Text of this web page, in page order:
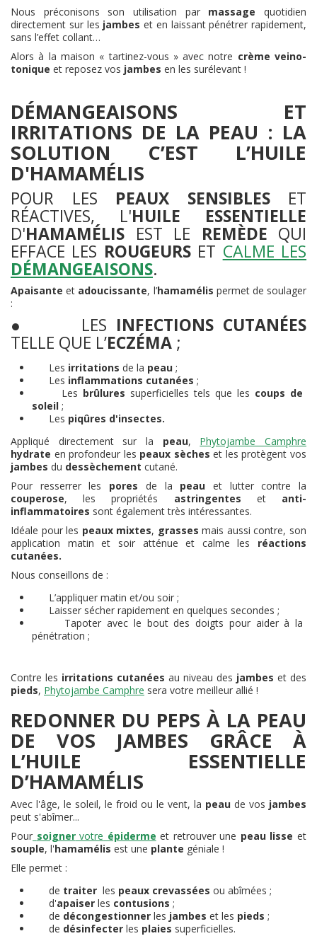
Nous préconisons son utilisation par massage quotidien
directement sur les jambes et en laissant pénétrer rapidement,
sans l’effet collant…
Alors à la maison « tartinez-vous » avec notre crème veino-
tonique et reposez vos jambes en les surélevant !
DÉMANGEAISONS ET
IRRITATIONS DE LA PEAU : LA
SOLUTION C’EST L’HUILE
D'HAMAMÉLIS
POUR LES PEAUX SENSIBLESET
RÉACTIVES, L'HUILE ESSENTIELLE
D'HAMAMÉLIS EST LE REMÈDE QUI
EFFACE LES ROUGEURS ET CALME LES
DÉMANGEAISONS.
Apaisante et adoucissante, l’hamamélis permet de soulager
:
● LES INFECTIONS CUTANÉES
TELLE QUE L’ECZÉMA ;
Les irritations de la peau ;
Les inflammations cutanées ;
Les brûlures superficielles tels que les coups de
soleil ;
Les piqûres d'insectes.
Appliqué directement sur la peau, Phytojambe Camphre
hydrate en profondeur les peaux sèches et les protègent vos
jambes du dessèchement cutané.
Pour resserrer les pores de la peau et lutter contre la
couperose, les propriétés astringentes et anti-
inflammatoires sont également très intéressantes.
Idéale pour les peaux mixtes, grasses mais aussi contre, son
application matin et soir atténue et calme les réactions
cutanées.
Nous conseillons de :
L’appliquer matin et/ou soir ;
Laisser sécher rapidement en quelques secondes ;
Tapoter avec le bout des doigts pour aider à la
pénétration ;
Contre les irritations cutanées au niveau des jambes et des
pieds, Phytojambe Camphre sera votre meilleur allié !
REDONNER DU PEPS À LA PEAU
DE VOS JAMBES GRÂCE À
L’HUILE ESSENTIELLE
D’HAMAMÉLIS
Avec l'âge, le soleil, le froid ou le vent, la peau de vos jambes
peut s'abîmer...
Pour soignervotre épiderme et retrouver une peau lisse et
souple, l'hamamélis est une plante géniale !
Elle permet :
de traiter les peaux crevassées ou abîmées ;
d'apaiser les contusions ;
de décongestionner les jambes et les pieds ;
de désinfecter les plaies superficielles.